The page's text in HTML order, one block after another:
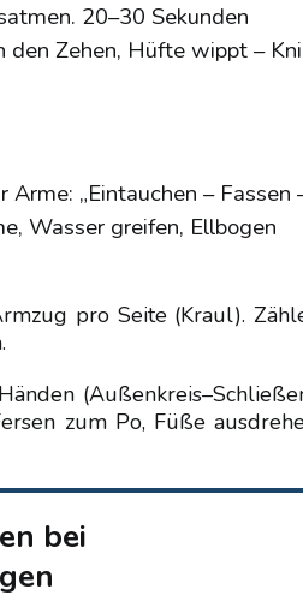
20–30 Sekunden
den Zehen, Hüfte wippt –
„Eintauchen – Fassen
Wasser greifen, Ellbogen
pro Seite (Kraul).
zum Po, Füße
bei